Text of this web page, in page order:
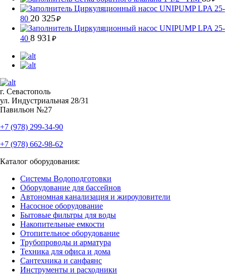
Циркуляционный насос UNIPUMP LPA 25-
80 20 325₽
Циркуляционный насос UNIPUMP LPA 25-
40 8 931₽
г. Севастополь
ул. Индустриальная 28/31
Павильон №27
+7 (978) 299-34-90
+7 (978) 662-98-62
Каталог оборудования:
Системы Водоподготовки
Оборудование для бассейнов
Автономная канализация и жироуловители
Насосное оборудование
Бытовые фильтры для воды
Накопительные емкости
Отопительное оборудование
Трубопроводы и арматура
Техника для офиса и дома
Сантехника и санфаянс
Инструменты и расходники